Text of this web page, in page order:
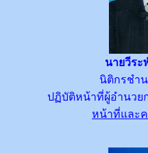
นายวีร
นิติกรชำ
ปฏิบัติหน้าที่ผู้อำนวย
หน้าที่และ